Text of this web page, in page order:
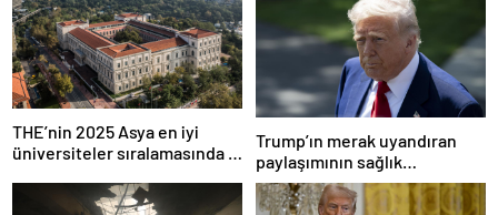
THE’nin 2025 Asya en iyi
üniversiteler sıralamasında 4
Trump’ın merak uyandıran
paylaşımının sağlık
sistemiyle ilgili kararname
olduğu anlaşıldı